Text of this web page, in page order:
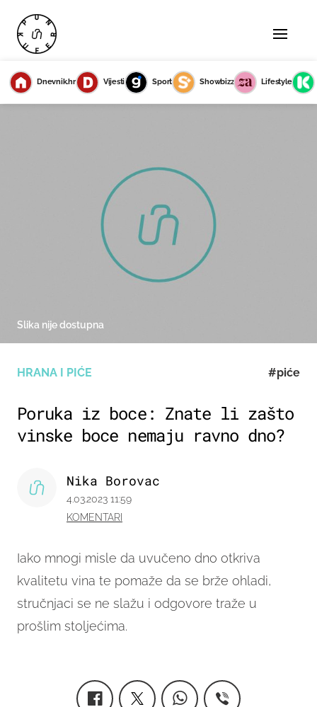
Dnevnik.hr Vijesti Sport Showbizz Lifestyle
HRANA I PIĆE #piće
Poruka iz boce: Znate li zašto
vinske boce nemaju ravno dno?
Iako mnogi misle da uvučeno dno otkriva
kvalitetu vina te pomaže da se brže ohladi,
stručnjaci se ne slažu i odgovore traže u
prošlim stoljećima.
Nika Borovac
4.03.2023 11:59
KOMENTARI
Slika nije dostupna